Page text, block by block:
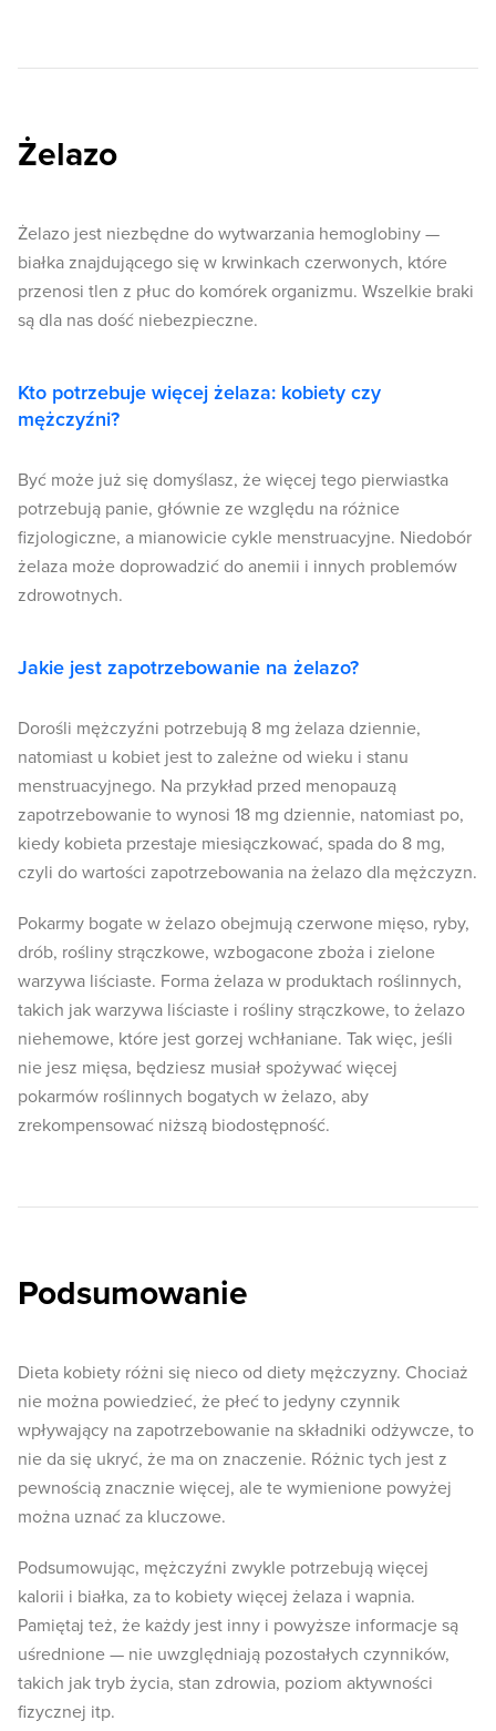
Żelazo
Żelazo jest niezbędne do wytwarzania hemoglobiny —
białka znajdującego się w krwinkach czerwonych, które
przenosi tlen z płuc do komórek organizmu. Wszelkie braki
są dla nas dość niebezpieczne.
Kto potrzebuje więcej żelaza: kobiety czy
mężczyźni?
Być może już się domyślasz, że więcej tego pierwiastka
potrzebują panie, głównie ze względu na różnice
fizjologiczne, a mianowicie cykle menstruacyjne. Niedobór
żelaza może doprowadzić do anemii i innych problemów
zdrowotnych.
Jakie jest zapotrzebowanie na żelazo?
Dorośli mężczyźni potrzebują 8 mg żelaza dziennie,
natomiast u kobiet jest to zależne od wieku i stanu
menstruacyjnego. Na przykład przed menopauzą
zapotrzebowanie to wynosi 18 mg dziennie, natomiast po,
kiedy kobieta przestaje miesiączkować, spada do 8 mg,
czyli do wartości zapotrzebowania na żelazo dla mężczyzn.
Pokarmy bogate w żelazo obejmują czerwone mięso, ryby,
drób, rośliny strączkowe, wzbogacone zboża i zielone
warzywa liściaste. Forma żelaza w produktach roślinnych,
takich jak warzywa liściaste i rośliny strączkowe, to żelazo
niehemowe, które jest gorzej wchłaniane. Tak więc, jeśli
nie jesz mięsa, będziesz musiał spożywać więcej
pokarmów roślinnych bogatych w żelazo, aby
zrekompensować niższą biodostępność.
Podsumowanie
Dieta kobiety różni się nieco od diety mężczyzny. Chociaż
nie można powiedzieć, że płeć to jedyny czynnik
wpływający na zapotrzebowanie na składniki odżywcze, to
nie da się ukryć, że ma on znaczenie. Różnic tych jest z
pewnością znacznie więcej, ale te wymienione powyżej
można uznać za kluczowe.
Podsumowując, mężczyźni zwykle potrzebują więcej
kalorii i białka, za to kobiety więcej żelaza i wapnia.
Pamiętaj też, że każdy jest inny i powyższe informacje są
uśrednione — nie uwzględniają pozostałych czynników,
takich jak tryb życia, stan zdrowia, poziom aktywności
fizycznej itp.